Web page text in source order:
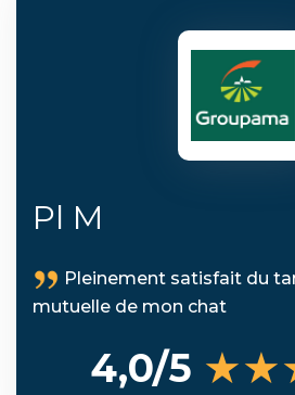
Pl M
Pleinement satisfait du
mutuelle de mon chat
4,0/5